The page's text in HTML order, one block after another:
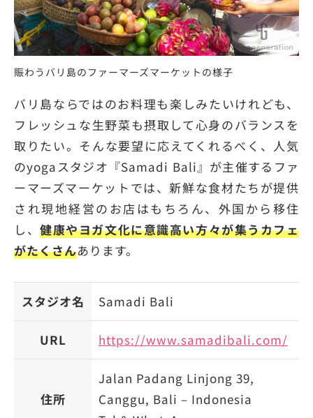
賑わうバリ島のファーマーズマーケットの様子
バリ島ならではのお料理も楽しみたいけれども、
フレッシュな生野菜も摂取して心身のバランスを
取りたい。そんな要望に応えてくれるべく、人気
のyogaスタジオ『Samadi Bali』が主催するファ
ーマーズマーケットでは、新鮮な食材たちが提供
され現地経営のお店はもちろん、外国から移住
し、健康やヨガ文化に意識高い方々が集うカフェ
がたくさんあります。
スタジオ名 Samadi Bali
URL https://www.samadibali.com/
住所
Jalan Padang Linjong 39,
Canggu, Bali – Indonesia